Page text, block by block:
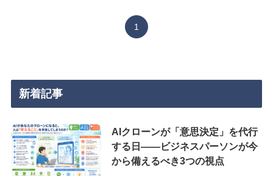
1
新着記事
AIクローンが「意思決定」を代行
する日——ビジネスパーソンが今
から備えるべき3つの視点